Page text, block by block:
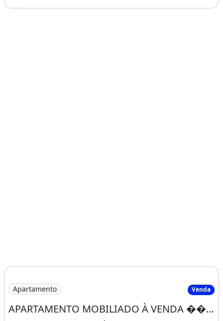
Apartamento Venda
APARTAMENTO MOBILIADO À VENDA �� CHAPADA BOULEVARD R$ 280.000,00